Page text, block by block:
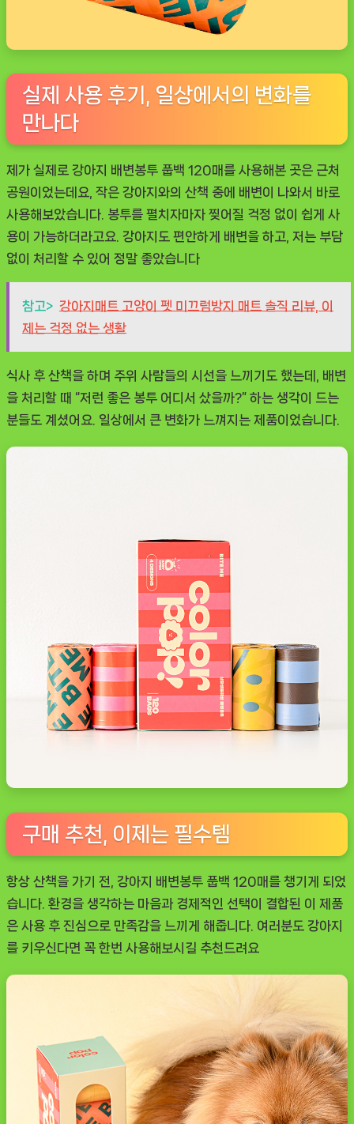
실제 사용 후기, 일상에서의 변화를
만나다
제가 실제로 강아지 배변봉투 풉백 120매를 사용해본 곳은 근처
공원이었는데요, 작은 강아지와의 산책 중에 배변이 나와서 바로
사용해보았습니다. 봉투를 펼치자마자 찢어질 걱정 없이 쉽게 사
용이 가능하더라고요. 강아지도 편안하게 배변을 하고, 저는 부담
없이 처리할 수 있어 정말 좋았습니다
참고> 강아지매트 고양이 펫 미끄럼방지 매트 솔직 리뷰, 이
제는 걱정 없는 생활
식사 후 산책을 하며 주위 사람들의 시선을 느끼기도 했는데, 배변
을 처리할 때 “저런 좋은 봉투 어디서 샀을까?” 하는 생각이 드는
분들도 계셨어요. 일상에서 큰 변화가 느껴지는 제품이었습니다.
구매 추천, 이제는 필수템
항상 산책을 가기 전, 강아지 배변봉투 풉백 120매를 챙기게 되었
습니다. 환경을 생각하는 마음과 경제적인 선택이 결합된 이 제품
은 사용 후 진심으로 만족감을 느끼게 해줍니다. 여러분도 강아지
를 키우신다면 꼭 한번 사용해보시길 추천드려요